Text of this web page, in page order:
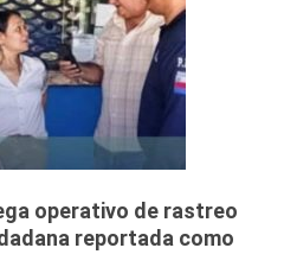
operativo de rastreo
reportada como